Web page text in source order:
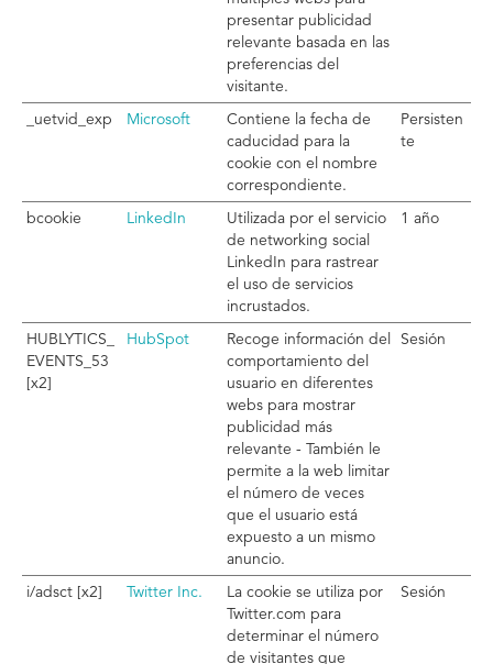
presentar publicidad
relevante basada en las
preferencias del
visitante.
_uetvid_exp Microsoft
Contiene la fecha de
caducidad para la
cookie con el nombre
correspondiente.
Persisten
te
bcookie LinkedIn
Utilizada por el servicio
de networking social
LinkedIn para rastrear
el uso de servicios
incrustados.
1 año
HUBLYTICS_
EVENTS_53
[x2]
HubSpot
Recoge información del
comportamiento del
usuario en diferentes
webs para mostrar
publicidad más
relevante - También le
permite a la web limitar
el número de veces
que el usuario está
expuesto a un mismo
anuncio.
Sesión
i/adsct [x2] Twitter Inc.
La cookie se utiliza por
Twitter.com para
determinar el número
de visitantes que
Sesión